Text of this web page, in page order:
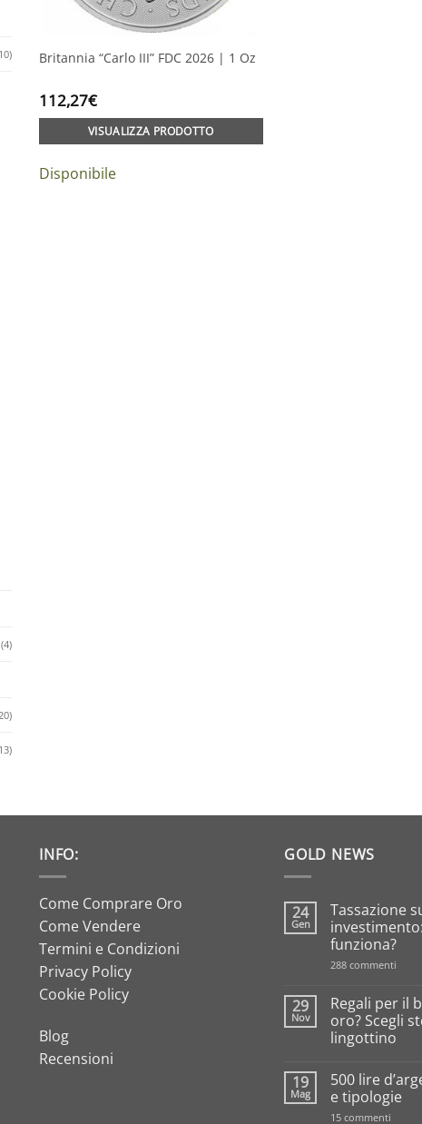
(4)
Britannia “Carlo III” FDC 2026 | 1 Oz
112,27€
VISUALIZZA PRODOTTO
Disponibile
INFO:
Come Comprare Oro
Come Vendere
Termini e Condizioni
Privacy Policy
Cookie Policy
Blog
Recensioni
GOLD NEWS
24
Gen
Tassazione
funziona?
288 commenti
da
come
29
Nov
Regali per il
oro? Scegli
lingottino
su
Regali
per
il
19
Mag
500 lire
e tipologie
15 commenti